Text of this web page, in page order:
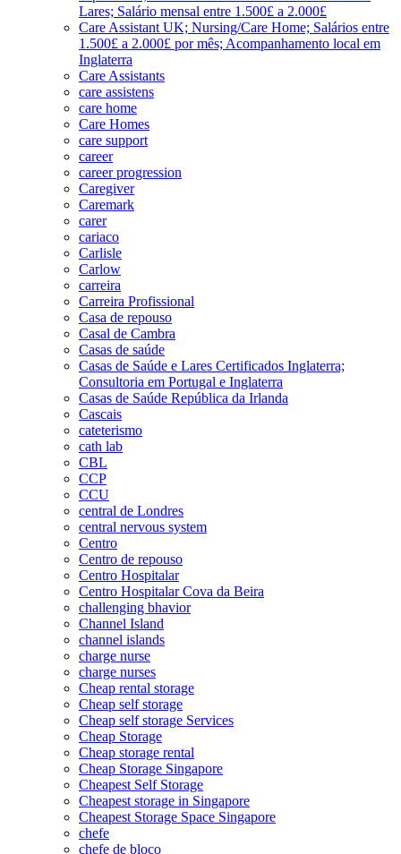
Lares; Salário mensal entre 1.500£ a 2.000£
Care Assistant UK; Nursing/Care Home; Salários entre
1.500£ a 2.000£ por mês; Acompanhamento local em
Inglaterra
Care Assistants
care assistens
care home
Care Homes
care support
career
career progression
Caregiver
Caremark
carer
cariaco
Carlisle
Carlow
carreira
Carreira Profissional
Casa de repouso
Casal de Cambra
Casas de saúde
Casas de Saúde e Lares Certificados Inglaterra;
Consultoria em Portugal e Inglaterra
Casas de Saúde República da Irlanda
Cascais
cateterismo
cath lab
CBL
CCP
CCU
central de Londres
central nervous system
Centro
Centro de repouso
Centro Hospitalar
Centro Hospitalar Cova da Beira
challenging bhavior
Channel Island
channel islands
charge nurse
charge nurses
Cheap rental storage
Cheap self storage
Cheap self storage Services
Cheap Storage
Cheap storage rental
Cheap Storage Singapore
Cheapest Self Storage
Cheapest storage in Singapore
Cheapest Storage Space Singapore
chefe
chefe de bloco